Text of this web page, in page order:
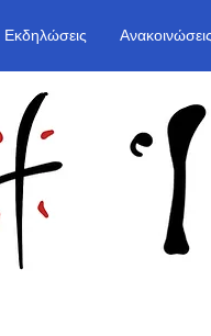
Εκδηλώσεις Ανακοινώσεις